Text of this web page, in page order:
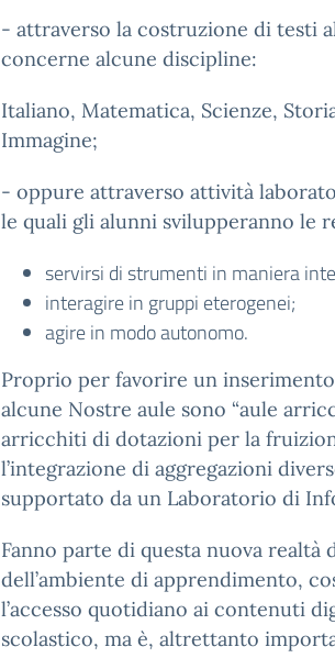
- attraverso la costruzione di testi
concerne alcune discipline:
Italiano, Matematica, Scienze,
Immagine;
- oppure attraverso attività
le quali gli alunni svilupperanno le
servirsi di strumenti in maniera
interagire in gruppi eterogenei;
agire in modo autonomo.
Proprio per favorire un
alcune Nostre aule sono “aule
arricchiti di dotazioni per la
l’integrazione di aggregazioni
supportato da un Laboratorio di
Fanno parte di questa nuova
dell’ambiente di apprendimento,
l’accesso quotidiano ai contenuti
scolastico, ma è, altrettanto